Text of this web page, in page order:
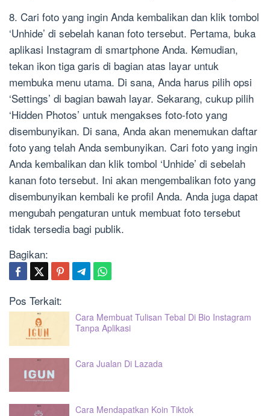
8. Cari foto yang ingin Anda kembalikan dan klik tombol
‘Unhide’ di sebelah kanan foto tersebut. Pertama, buka
aplikasi Instagram di smartphone Anda. Kemudian,
tekan ikon tiga garis di bagian atas layar untuk
membuka menu utama. Di sana, Anda harus pilih opsi
‘Settings’ di bagian bawah layar. Sekarang, cukup pilih
‘Hidden Photos’ untuk mengakses foto-foto yang
disembunyikan. Di sana, Anda akan menemukan daftar
foto yang telah Anda sembunyikan. Cari foto yang ingin
Anda kembalikan dan klik tombol ‘Unhide’ di sebelah
kanan foto tersebut. Ini akan mengembalikan foto yang
disembunyikan kembali ke profil Anda. Anda juga dapat
mengubah pengaturan untuk membuat foto tersebut
tidak tersedia bagi publik.
Bagikan:
Pos Terkait:
Cara Membuat Tulisan Tebal Di Bio Instagram
Tanpa Aplikasi
Cara Jualan Di Lazada
Cara Mendapatkan Koin Tiktok